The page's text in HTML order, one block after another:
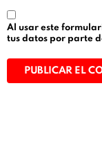
Al usar este
tus datos por parte